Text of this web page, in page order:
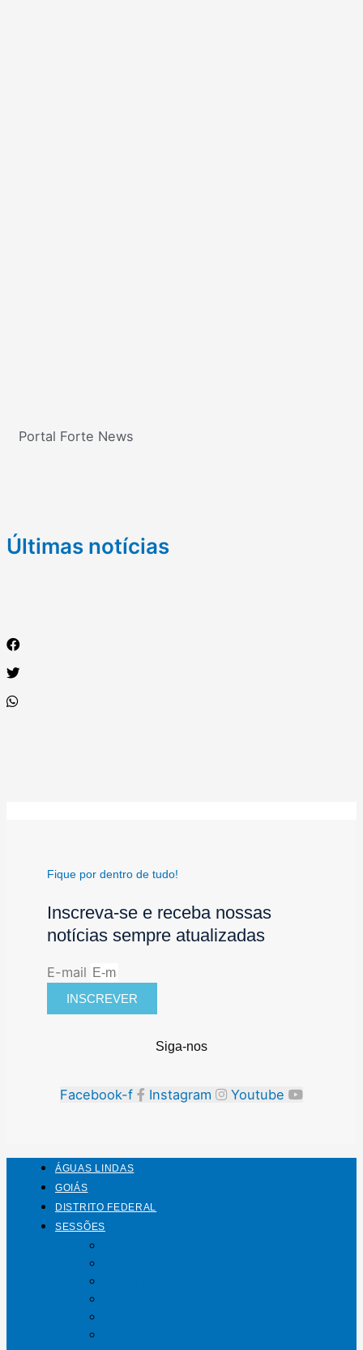
Portal Forte News
Últimas notícias
Fique por dentro de tudo!
Inscreva-se e receba nossas
notícias sempre atualizadas
E-mail
INSCREVER
Siga-nos
Facebook-f Instagram Youtube
ÁGUAS LINDAS
GOIÁS
DISTRITO FEDERAL
SESSÕES